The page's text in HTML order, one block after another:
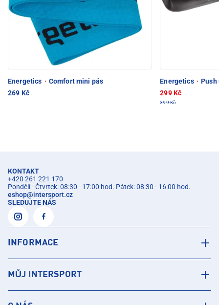
Energetics · Comfort mini pás
269 Kč
Energetics · Push
299 Kč
399 Kč
KONTAKT
+420 261 221 170
Pondělí - Čtvrtek: 08:30 - 17:00 hod. Pátek: 08:30 - 16:00 hod.
eshop@intersport.cz
SLEDUJTE NÁS
INFORMACE
MŮJ INTERSPORT